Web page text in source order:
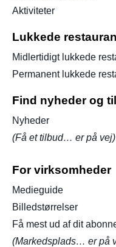
Aktiviteter
Lukkede
Midlertidigt lukkede
Permanent lukkede
Find nyheder og
Nyheder
(Få et tilbud… er på vej)
For virksomheder
Medieguide
Billedstørrelser
Få mest ud af dit
(Markedsplads… er på